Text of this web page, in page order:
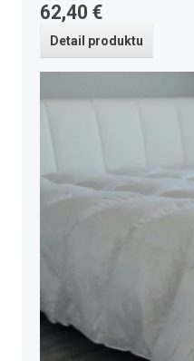
62,40 €
Detail produktu